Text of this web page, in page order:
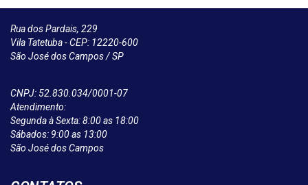
Rua dos Pardais, 229
Vila Tatetuba - CEP: 12220-600
São José dos Campos / SP
CNPJ: 52.830.034/0001-07
Atendimento:
Segunda à Sexta: 8:00 as 18:00
Sábados: 9:00 as 13:00
São José dos Campos